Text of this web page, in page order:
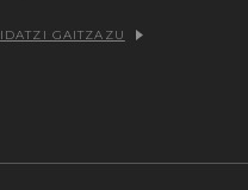
IDATZI GAITZAZU